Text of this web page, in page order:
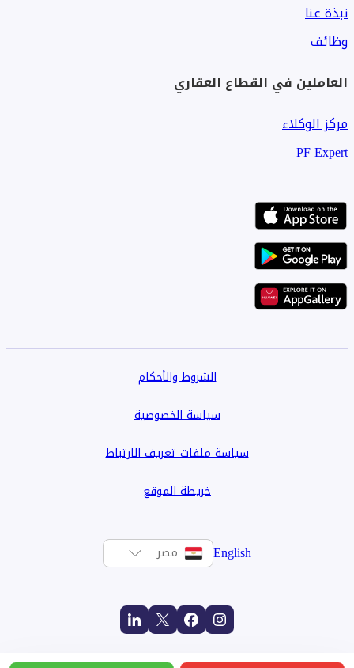
نبذة عنا
وظائف
العاملين في القطاع العقاري
مركز الوكلاء
PF Expert
الشروط والأحكام
سياسة الخصوصية
سياسة ملفات تعريف الارتباط
خريطة الموقع
English مصر